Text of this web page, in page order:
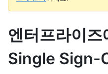
엔터프라이
Single Sign-